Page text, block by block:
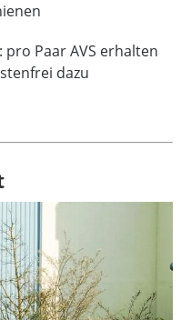
: pro Paar AVS erhalten
dazu